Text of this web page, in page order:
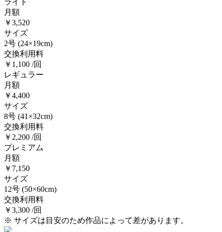
月額
￥3,520
サイズ
2号 (24×19cm)
交換利用料
￥1,100 /回
レギュラー
月額
￥4,400
サイズ
8号 (41×32cm)
交換利用料
￥2,200 /回
プレミアム
月額
￥7,150
サイズ
12号 (50×60cm)
交換利用料
￥3,300 /回
※ サイズは目安のため作品によって差があります。